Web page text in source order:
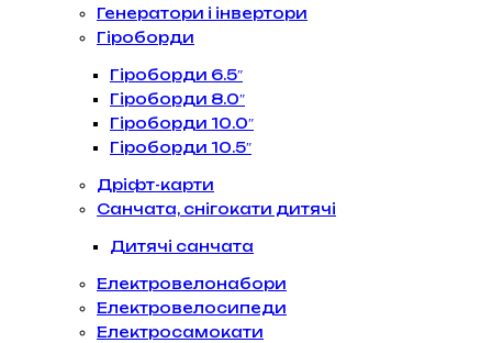
Генератори і інвертори
Гіроборди
Гіроборди 6.5″
Гіроборди 8.0″
Гіроборди 10.0″
Гіроборди 10.5″
Дріфт-карти
Санчата, снігокати дитячі
Дитячі санчата
Електровелонабори
Електровелосипеди
Електросамокати